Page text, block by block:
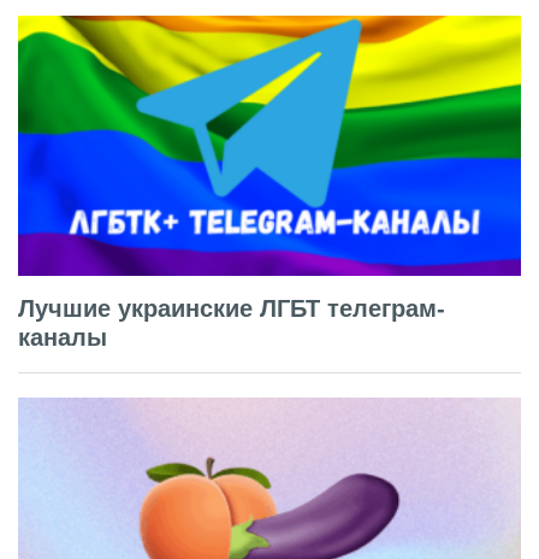
Лучшие украинские ЛГБТ телеграм-
каналы